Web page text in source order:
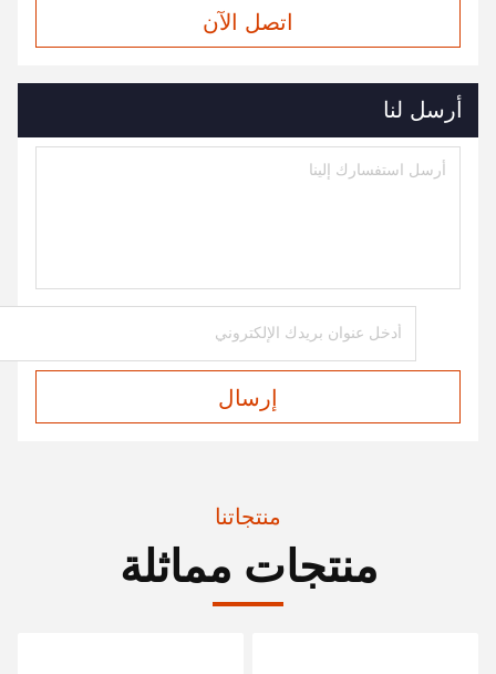
اتصل الآن
أرسل لنا
إرسال
منتجاتنا
منتجات مماثلة